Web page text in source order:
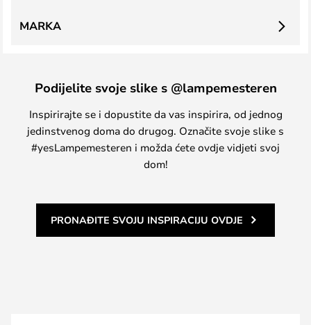
MARKA
Podijelite svoje slike s @lampemesteren
Inspirirajte se i dopustite da vas inspirira, od jednog
jedinstvenog doma do drugog. Označite svoje slike s
#yesLampemesteren i možda ćete ovdje vidjeti svoj
dom!
PRONAĐITE SVOJU INSPIRACIJU OVDJE